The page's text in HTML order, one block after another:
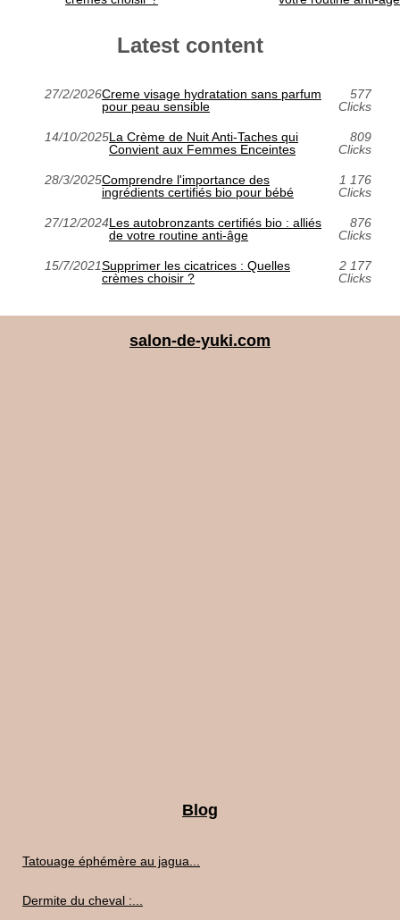
Latest content
27/2/2026Creme visage hydratation sans parfum
pour peau sensible
577
Clicks
14/10/2025La Crème de Nuit Anti-Taches qui
Convient aux Femmes Enceintes
809
Clicks
28/3/2025Comprendre l'importance des
ingrédients certifiés bio pour bébé
1 176
Clicks
27/12/2024Les autobronzants certifiés bio : alliés
de votre routine anti-âge
876
Clicks
15/7/2021Supprimer les cicatrices : Quelles
crèmes choisir ?
2 177
Clicks
salon-de-yuki.com
Blog
Tatouage éphémère au jagua...
Dermite du cheval :...